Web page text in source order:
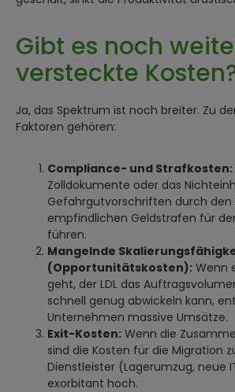
Gibt es noch
versteckte
Ja, das Spektrum ist noch breiter. Zu
Faktoren gehören:
Compliance- und Strafkosten:
Zolldokumente oder das
Gefahrgutvorschriften durch den
empfindlichen Geldstrafen für
führen.
Mangelnde
(Opportunitätskosten): Wenn
geht, der LDL das
schnell genug abwickeln kann,
Unternehmen massive Umsätze.
Exit-Kosten: Wenn die
sind die Kosten für die Migration
Dienstleister (Lagerumzug, neue
exorbitant hoch.